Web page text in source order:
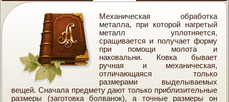
Механическая обработка
металла, при которой нагретый
металл уплотняется,
сращивается и получает форму
при помощи молота и
наковальни. Ковка бывает
ручная и механическая,
отличающаяся только
размерами выделываемых
вещей. Сначала предмету дают только приблизительные
размеры (заготовка болванок), а точные размеры он